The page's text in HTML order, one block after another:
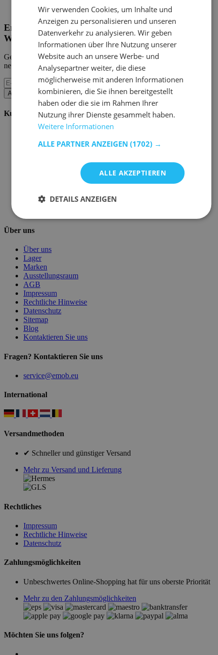
Home Emob|Mein Konto
Erhalten Sie unsere neuen Kollektionen und
Werbeaktionen.
Geben Sie uns Ihre E-Mail und Sie werden monatlich über die
neuesten Ereignisse informiert.
Abonnieren
Kundenservice
Zahlungsmöglichkeiten
Stornieren oder retournieren
Pflegehinweise
Paswort Vergessen?
Über uns
Über uns
Lager
Marken
Ausstellungsraum
AGB
Impressum
Rechtliche Hinweise
Datenschutz
Sitemap
Blog
Kontaktieren Sie uns
Fragen? Kontaktieren Sie uns
service@emob.eu
International
Versandmethoden
✔ Schneller und günstiger Versand
Mehr zu Versand und Lieferung
Rechtliches
Impressum
Rechtliche Hinweise
Datenschutz
Zahlungsmöglichkeiten
Unbeschwertes Online-Shopping hat für uns oberste Priorität
Mehr zu den Zahlungsmöglichkeiten
Möchten Sie uns folgen?
Wir verwenden Cookies, um Inhalte und
Anzeigen zu personalisieren und unseren
Datenverkehr zu analysieren. Wir geben
Informationen über Ihre Nutzung unserer
Website auch an unsere Werbe- und
Analysepartner weiter, die diese
möglicherweise mit anderen Informationen
kombinieren, die Sie ihnen bereitgestellt
haben oder die sie im Rahmen Ihrer
Nutzung ihrer Dienste gesammelt haben.
Weitere Informationen
ALLE PARTNER ANZEIGEN (1702) →
ALLE AKZEPTIEREN
DETAILS ANZEIGEN